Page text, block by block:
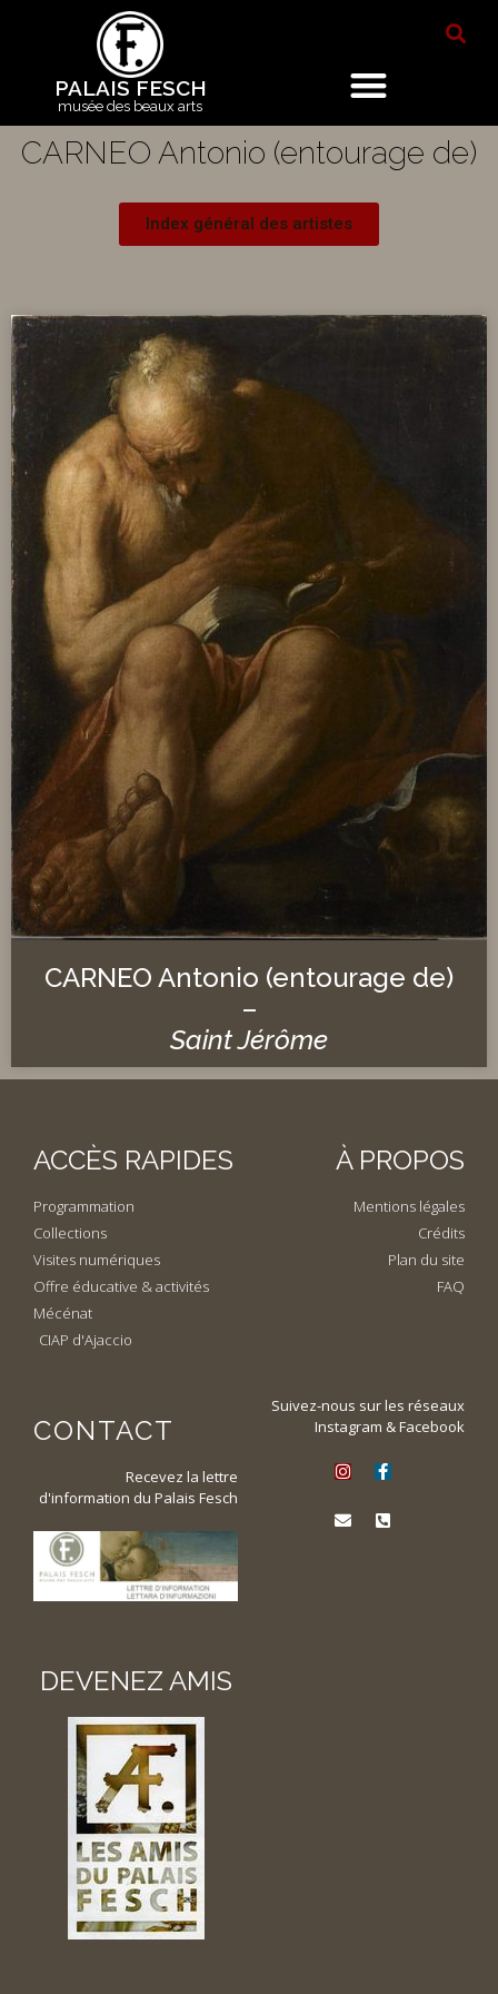
PALAIS FESCH
musée des beaux arts
CARNEO Antonio (entourage de)
Index général des artistes
CARNEO Antonio (entourage de)
–
Saint Jérôme
ACCÈS RAPIDES
Programmation
Collections
Visites numériques
Offre éducative & activités
Mécénat
CIAP d'Ajaccio
À PROPOS
Mentions légales
Crédits
Plan du site
FAQ
CONTACT
Recevez la lettre
d'information du Palais Fesch
Suivez-nous sur les réseaux
Instagram & Facebook
DEVENEZ AMIS